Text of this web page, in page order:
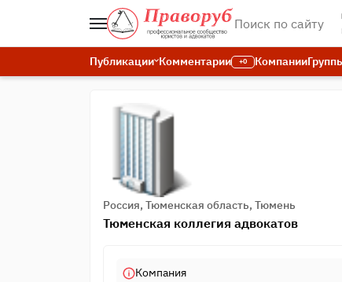
Публикации Комментарии +0 Компании
Россия, Тюменская область, Тюмень
Тюменская коллегия адвокатов
Компания